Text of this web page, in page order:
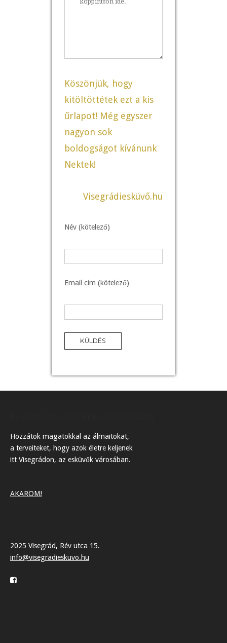
Köszönjük, hogy
kitöltöttétek ezt a kis
űrlapot! Még egyszer
nagyon sok
boldogságot kívánunk
Nektek!
Visegrádiesküvő.hu
Név (kötelező)
Email cím (kötelező)
Hozzátok magatokkal az álmaitokat,
a terveiteket, hogy azok életre keljenek
itt Visegrádon, az esküvők városában.
AKAROM!
2025 Visegrád, Rév utca 15.
info@visegradieskuvo.hu